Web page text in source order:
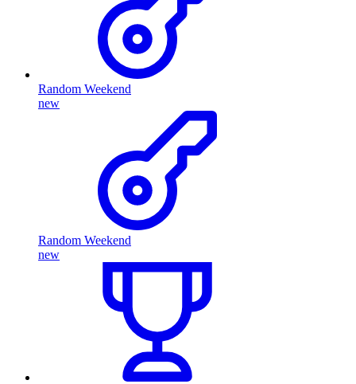
Random Weekend
new
Random Weekend
new